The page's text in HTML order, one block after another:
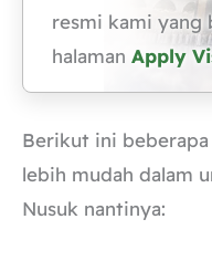
resmi kami yang
halaman Apply
Berikut ini
lebih mudah dalam
Nusuk nantinya: